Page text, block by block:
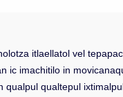
itlaellatol vel
ic imachitilo in
qualpul qualtepul